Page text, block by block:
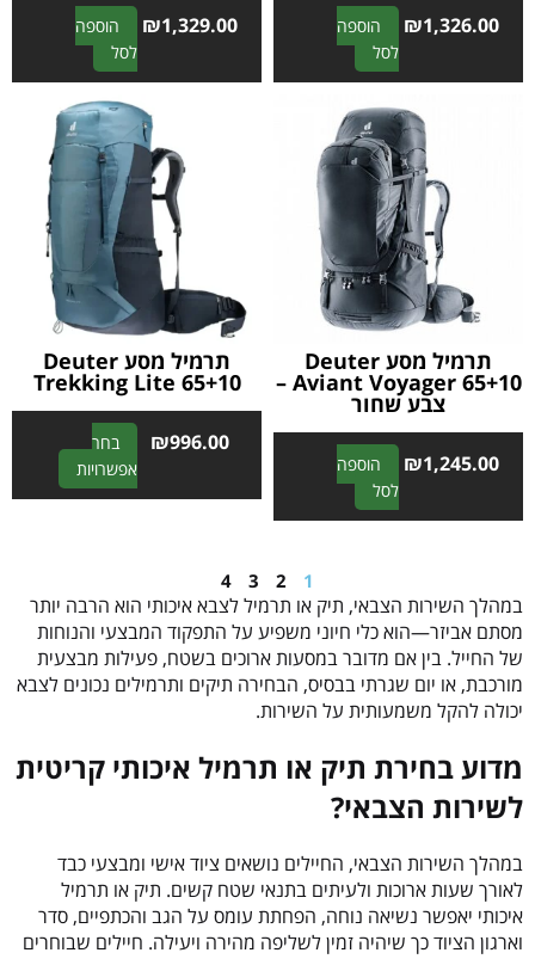
₪1,326.00
הוספה
לסל
A
l
t
e
r
i
v
e
₪1,329.00
הוספה
לסל
A
l
t
e
r
n
a
v
e
:
תרמיל מסע Deuter
Aviant Voyager 65+10 –
צבע שחור
₪1,245.00
הוספה
לסל
A
l
n
a
t
i
v
:
תרמיל מסע Deuter
Trekking Lite 65+10
₪996.00
בחר
אפשרויות
l
n
a
t
i
:
1
2
3
4
במהלך השירות הצבאי, תיק או תרמיל לצבא איכותי הוא הרבה יותר
מסתם אביזר—הוא כלי חיוני משפיע על התפקוד המבצעי והנוחות
של החייל. בין אם מדובר במסעות ארוכים בשטח, פעילות מבצעית
מורכבת, או יום שגרתי בבסיס, הבחירה תיקים ותרמילים נכונים לצבא
יכולה להקל משמעותית על השירות.
מדוע בחירת תיק או תרמיל איכותי קריטית
לשירות הצבאי?
במהלך השירות הצבאי, החיילים נושאים ציוד אישי ומבצעי כבד
לאורך שעות ארוכות ולעיתים בתנאי שטח קשים. תיק או תרמיל
איכותי יאפשר נשיאה נוחה, הפחתת עומס על הגב והכתפיים, סדר
וארגון הציוד כך שיהיה זמין לשליפה מהירה ויעילה. חיילים שבוחרים